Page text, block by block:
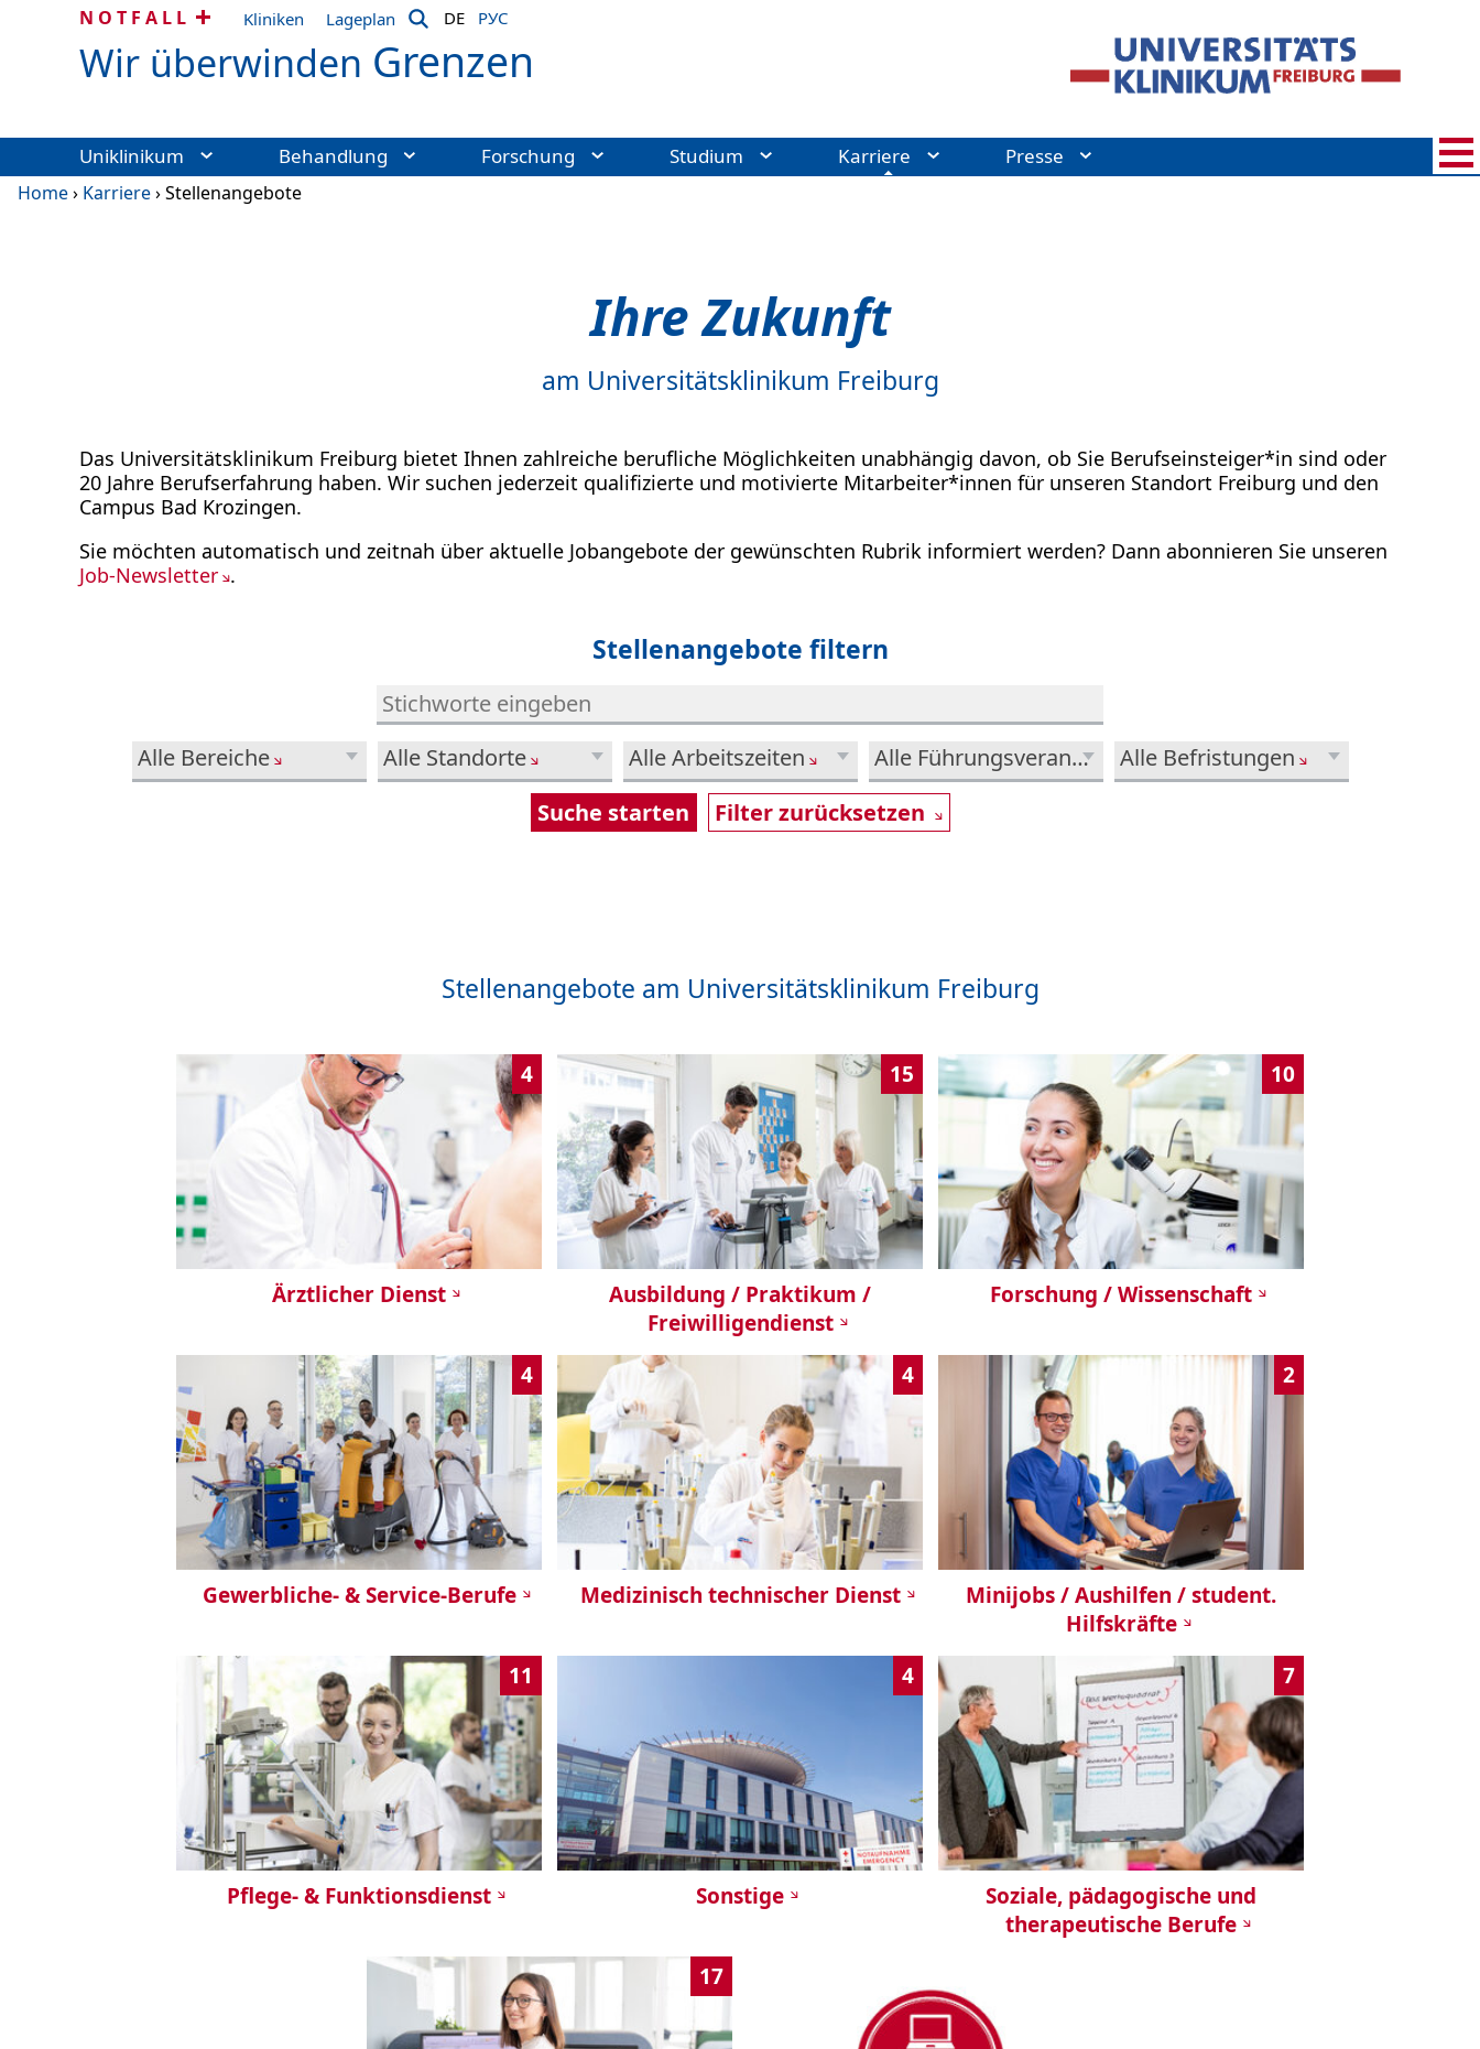
NOTFALL Kliniken Lageplan DE РУС
Wir überwinden Grenzen
Uniklinikum Behandlung Forschung Studium Karriere Presse
Home› Karriere›Stellenangebote
Ihre Zukunft
am Universitätsklinikum Freiburg
Das Universitätsklinikum Freiburg bietet Ihnen zahlreiche berufliche Möglichkeiten unabhängig davon, ob Sie Berufseinsteiger*in sind oder
20 Jahre Berufserfahrung haben. Wir suchen jederzeit qualifizierte und motivierte Mitarbeiter*innen für unseren Standort Freiburg und den
Campus Bad Krozingen.
Sie möchten automatisch und zeitnah über aktuelle Jobangebote der gewünschten Rubrik informiert werden? Dann abonnieren Sie unseren
Job-Newsletter .
Stellenangebote filtern
Alle Bereiche Alle Standorte Alle Arbeitszeiten Alle Führungsverantwortungen
Alle Befristungen
Filter zurücksetzen
Stellenangebote am Universitätsklinikum Freiburg
Ärztlicher Dienst
4
Ausbildung / Praktikum /
Freiwilligendienst
15
Forschung / Wissenschaft
10
Gewerbliche- & Service-Berufe
4
Medizinisch technischer Dienst
4
Minijobs / Aushilfen / student.
Hilfskräfte
2
Pflege- & Funktionsdienst
11
Sonstige
4
Soziale, pädagogische und
therapeutische Berufe
7
17